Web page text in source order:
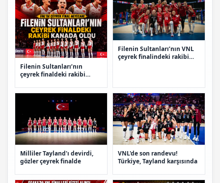
Filenin Sultanları’nın
çeyrek finaldeki rakibi
Filenin Sultanları’nın VNL
çeyrek finalindeki rakibi
Milliler Tayland'ı devirdi,
gözler çeyrek finalde
VNL'de son randevu!
Türkiye, Tayland karşısında